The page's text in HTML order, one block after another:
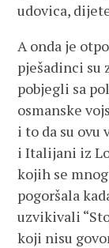
udovica,
A onda je
pješadinci su
pobjegli sa
osmanske
i to da su
i Italijani iz
kojih se
pogoršala
uzvikivali
koji nisu